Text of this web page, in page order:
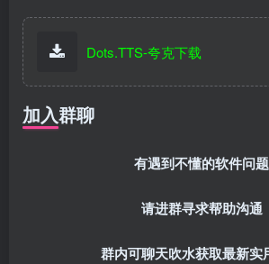
Dots.TTS-夸克下载
加入群聊
有遇到不懂的软件问题
请进群寻求帮助沟通
群内可聊天吹水获取最新实